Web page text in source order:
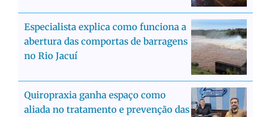
Especialista explica como funciona a
abertura das comportas de barragens
no Rio Jacuí
Quiropraxia ganha espaço como
aliada no tratamento e prevenção das